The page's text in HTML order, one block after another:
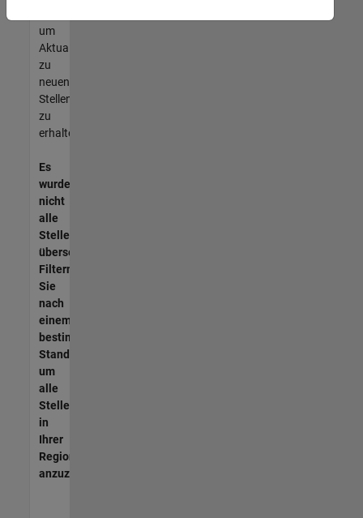
um
Aktualisierungen
zu
neuen
Stellenangeboten
zu
erhalten.
Es
wurden
nicht
alle
Stellen
übersetzt.
Filtern
Sie
nach
einem
bestimmten
Standort,
um
alle
Stellenangebote
in
Ihrer
Region
anzuzeigen.